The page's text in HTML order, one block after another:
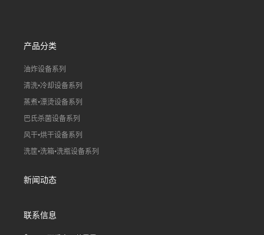
产品分类
油炸设备系列
清洗•冷却设备系列
蒸煮•漂烫设备系列
巴氏杀菌设备系列
风干•烘干设备系列
洗筐•洗箱•洗瓶设备系列
新闻动态
联系信息